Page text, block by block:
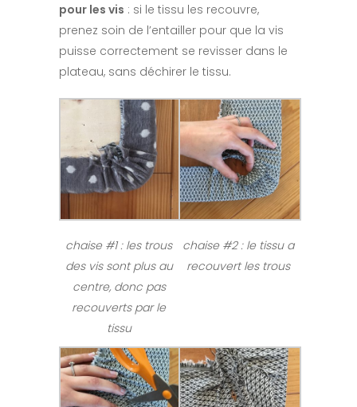
pour les vis : si le tissu les recouvre,
prenez soin de l’entailler pour que la vis
puisse correctement se revisser dans le
plateau, sans déchirer le tissu.
chaise #1 : les trous
des vis sont plus au
centre, donc pas
recouverts par le
tissu
chaise #2 : le tissu a
recouvert les trous